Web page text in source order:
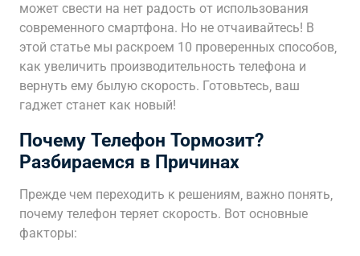
может свести на нет радость от использования
современного смартфона. Но не отчаивайтесь! В
этой статье мы раскроем 10 проверенных способов‚
как увеличить производительность телефона и
вернуть ему былую скорость. Готовьтесь‚ ваш
гаджет станет как новый!
Почему Телефон Тормозит?
Разбираемся в Причинах
Прежде чем переходить к решениям‚ важно понять‚
почему телефон теряет скорость. Вот основные
факторы: